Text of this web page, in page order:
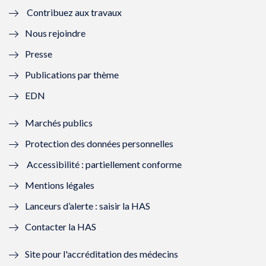
l
l
f
n
ê
t
r
e
)
e
e
n
ê
r
)
ê
t
e
ê
)
Contribuez aux travaux
Nous rejoindre
Presse
Publications par thème
EDN
Marchés publics
Protection des données personnelles
Accessibilité : partiellement conforme
Mentions légales
Lanceurs d’alerte : saisir la HAS
Contacter la HAS
Site pour l'accréditation des médecins